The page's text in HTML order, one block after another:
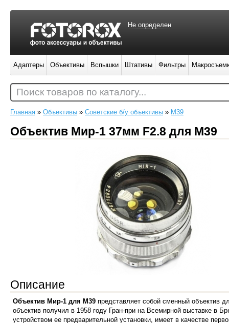
Главная » Объективы » Советские б/у объективы » M39
Объектив Мир-1 37мм F2.8 для М39
Описание
Объектив Мир-1 для М39 представляет собой сменный объектив
объектив получил в 1958 году Гран-при на Всемирной выставке
устройством ее предварительной установки, имеет в качестве
Не определен
Адаптеры Объективы Вспышки Штативы Фильтры
Поиск товаров по каталогу...